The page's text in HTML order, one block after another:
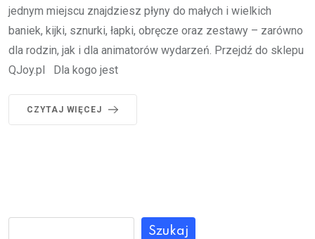
jednym miejscu znajdziesz płyny do małych i wielkich
baniek, kijki, sznurki, łapki, obręcze oraz zestawy – zarówno
dla rodzin, jak i dla animatorów wydarzeń. Przejdź do sklepu
QJoy.pl Dla kogo jest
CZYTAJ WIĘCEJ
Szukaj